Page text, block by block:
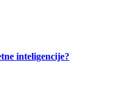
inteligencije?